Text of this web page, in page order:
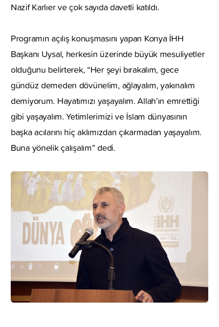
Nazif Karlıer ve çok sayıda davetli katıldı.
Programın açılış konuşmasını yapan Konya İHH
Başkanı Uysal, herkesin üzerinde büyük mesuliyetler
olduğunu belirterek, “Her şeyi bırakalım, gece
gündüz demeden dövünelim, ağlayalım, yakınalım
demiyorum. Hayatımızı yaşayalım. Allah’ın emrettiği
gibi yaşayalım. Yetimlerimizi ve İslam dünyasının
başka acılarını hiç aklımızdan çıkarmadan yaşayalım.
Buna yönelik çalışalım” dedi.